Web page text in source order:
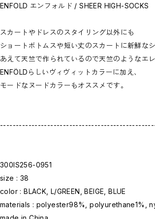
お問い合わせ商品(フォームにてご連絡ください）
PRE-ORDER / 先行予約
ENFOLD エンフォルド / SHEER HIGH-SOCKS
スカートやドレスのスタイリング以外にも
ショートボトムスや短い丈のスカートに新鮮な
あえて天竺で作られているので天竺のようなエ
ENFÖLDらしいヴィヴィットカラーに加え、
モードなヌードカラーもオススメです。
300IS256-0951
size : 38
color : BLACK, L/GREEN, BEIGE, BLUE
materials : polyester98%, polyurethane1%,